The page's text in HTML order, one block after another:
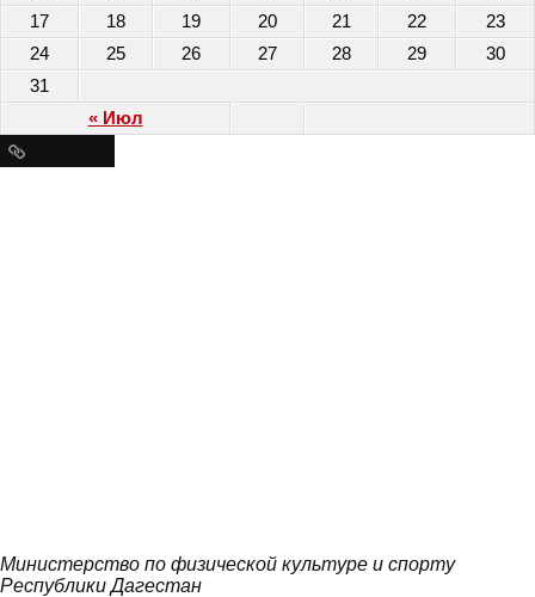
« Июл
17
18 19 20 21 22
23
24
25 26 27 28 29
30
31
Министерство по физической культуре и спорту
Республики Дагестан